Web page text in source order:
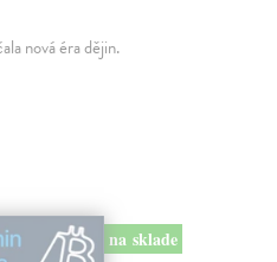
nová éra dějin.
na sklade